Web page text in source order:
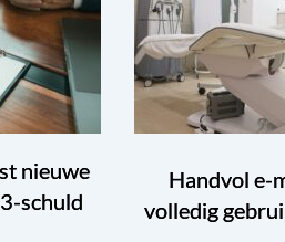
nieuwe
schuld
Handvol e-
volledig